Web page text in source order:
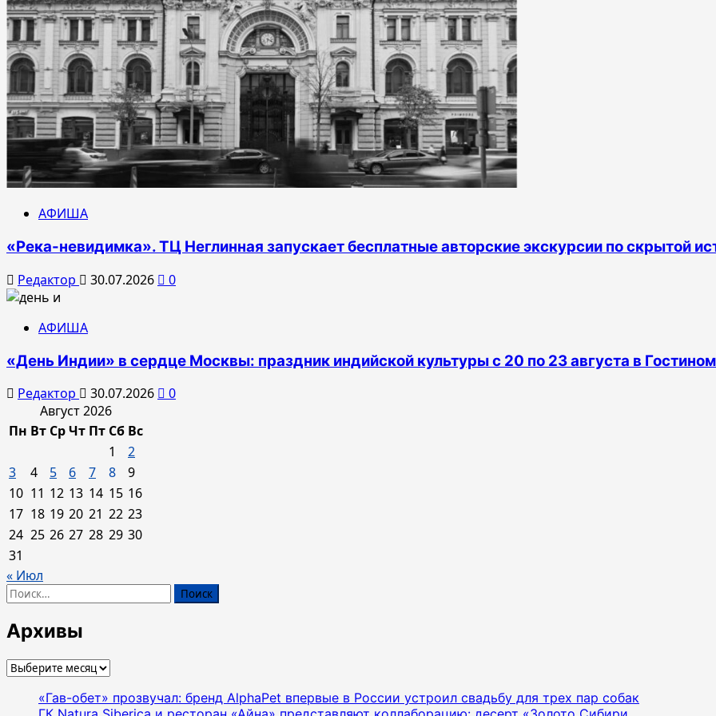
АФИША
«Река-невидимка». ТЦ Неглинная запускает бесплатные авторские экскурсии по скрытой
Редактор 30.07.2026 0
АФИША
«День Индии» в сердце Москвы: праздник индийской культуры с 20 по 23 августа в
Редактор 30.07.2026
0
Август 2026
Пн Вт СрЧт Пт Сб Вс
1
2
3
4 5 6 7 8
9
10 11 12 13 14 15 16
17 18 19 20 21 22 23
24 25 26 27 28 29 30
31
« Июл
Найти:
Архивы
Архивы
«Гав-обет» прозвучал: бренд AlphaPet впервые в России устроил свадьбу для трех пар собак